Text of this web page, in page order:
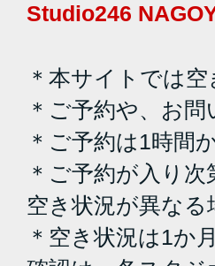
Studio246
＊本サイトでは
＊ご予約や、お
＊ご予約は1時間
＊ご予約が入り
空き状況が異な
＊空き状況は1か